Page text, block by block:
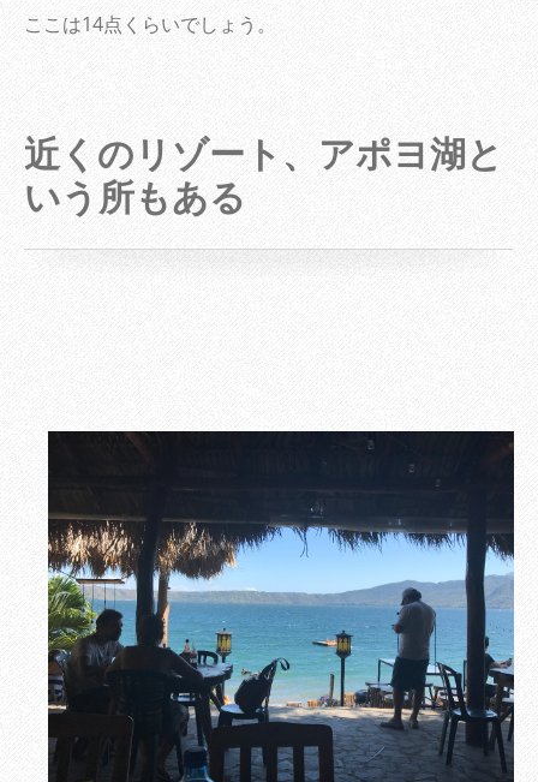
ここは14点くらいでしょう。
近くのリゾート、アポヨ湖と
いう所もある